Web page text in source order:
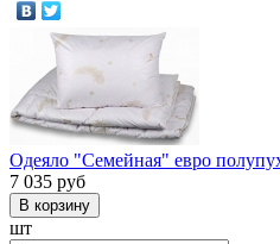
Одеяло "Семейная" евро
7 035 руб
шт